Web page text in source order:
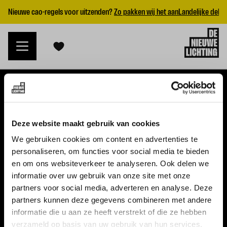
Deze website maakt gebruik van cookies
We gebruiken cookies om content en advertenties te
personaliseren, om functies voor social media te bieden
en om ons websiteverkeer te analyseren. Ook delen we
informatie over uw gebruik van onze site met onze
partners voor social media, adverteren en analyse. Deze
partners kunnen deze gegevens combineren met andere
informatie die u aan ze heeft verstrekt of die ze hebben
verzameld op basis van uw gebruik van hun services.
Nieuwe cao-regels voor uitzenden?Zo pakken wij het aanLandelijke
WERKGEVERS
Nieuwe cao uitzenden 2026
Vraag een offerte aan
VACATURES
Alle vacatures
Topvacatures